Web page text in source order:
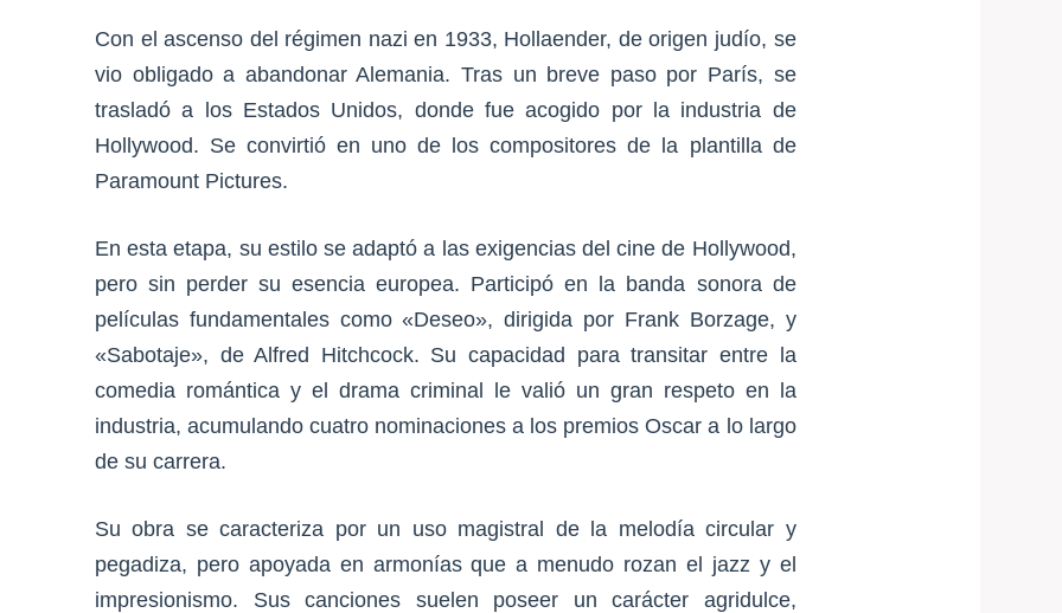
Con el ascenso del régimen nazi en 1933, Hollaender, de origen judío, se
vio obligado a abandonar Alemania. Tras un breve paso por París, se
trasladó a los Estados Unidos, donde fue acogido por la industria de
Hollywood. Se convirtió en uno de los compositores de la plantilla de
Paramount Pictures.
En esta etapa, su estilo se adaptó a las exigencias del cine de Hollywood,
pero sin perder su esencia europea. Participó en la banda sonora de
películas fundamentales como «Deseo», dirigida por Frank Borzage, y
«Sabotaje», de Alfred Hitchcock. Su capacidad para transitar entre la
comedia romántica y el drama criminal le valió un gran respeto en la
industria, acumulando cuatro nominaciones a los premios Oscar a lo largo
de su carrera.
Su obra se caracteriza por un uso magistral de la melodía circular y
pegadiza, pero apoyada en armonías que a menudo rozan el jazz y el
impresionismo. Sus canciones suelen poseer un carácter agridulce,